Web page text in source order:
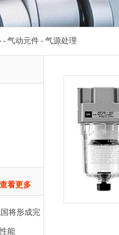
- 气动元件 - 气源处理
查看更多
将形成完
能